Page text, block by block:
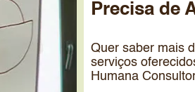
Precisa de
Quer saber mais
serviços
Humana